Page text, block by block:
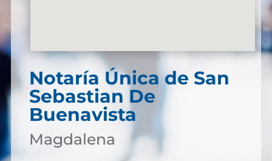
Notaría Única de San
Sebastian De
Buenavista
Magdalena